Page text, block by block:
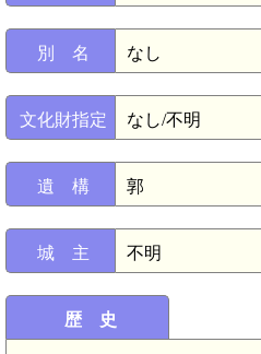
別 名 なし
文化財指定 なし/不明
遺 構 郭
城 主 不明
歴 史